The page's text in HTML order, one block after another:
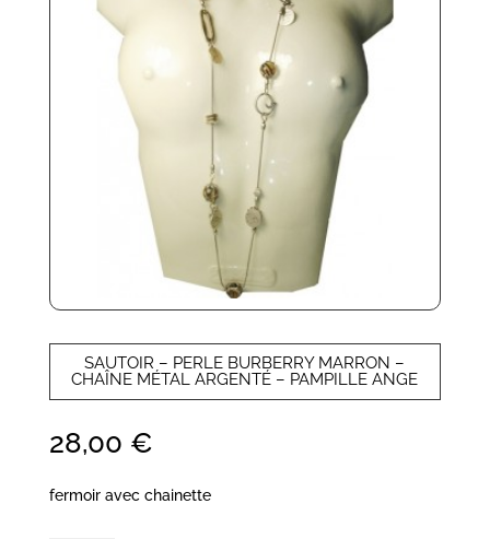
SAUTOIR – PERLE BURBERRY MARRON –
CHAÎNE MÉTAL ARGENTÉ – PAMPILLE ANGE
28,00 €
fermoir avec chainette